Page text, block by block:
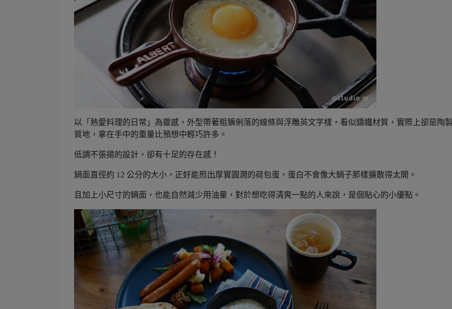
以「熱愛料理的日常」為靈感，外型帶著粗獷俐落的線條與浮雕英文字樣，看似鑄鐵材質，實際上卻是陶製
質地，拿在手中的重量比預想中輕巧許多。
低調不張揚的設計，卻有十足的存在感！
鍋面直徑約 12 公分的大小，正好能煎出厚實圓潤的荷包蛋，蛋白不會像大鍋子那樣擴散得太開。
且加上小尺寸的鍋面，也能自然減少用油量，對於想吃得清爽一點的人來說，是個貼心的小優點。